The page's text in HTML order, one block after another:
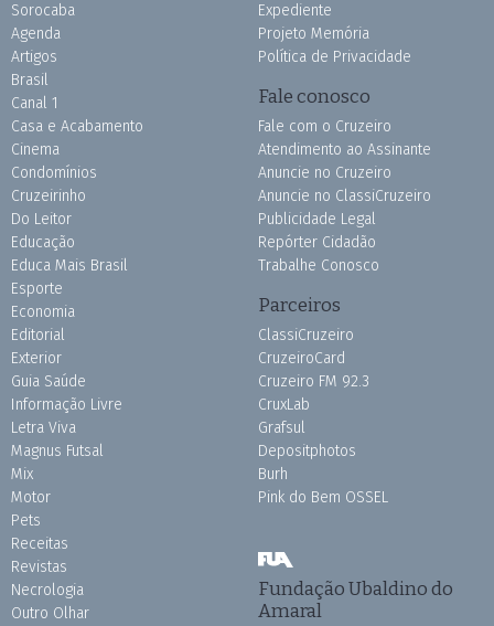
Sorocaba
Agenda
Artigos
Brasil
Canal 1
Casa e Acabamento
Cinema
Condomínios
Cruzeirinho
Do Leitor
Educação
Educa Mais Brasil
Esporte
Economia
Editorial
Exterior
Guia Saúde
Informação Livre
Letra Viva
Magnus Futsal
Mix
Motor
Pets
Receitas
Revistas
Necrologia
Outro Olhar
Expediente
Projeto Memória
Política de Privacidade
Fale conosco
Fale com o Cruzeiro
Atendimento ao Assinante
Anuncie no Cruzeiro
Anuncie no ClassiCruzeiro
Publicidade Legal
Repórter Cidadão
Trabalhe Conosco
Parceiros
ClassiCruzeiro
CruzeiroCard
Cruzeiro FM 92.3
CruxLab
Grafsul
Depositphotos
Burh
Pink do Bem OSSEL
Fundação Ubaldino do
Amaral